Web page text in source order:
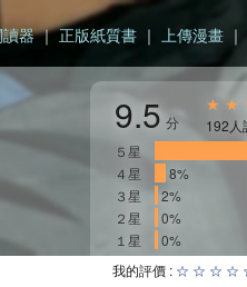
器｜正版紙質書 ｜ 上傳漫畫 ｜
9.5 分
★ ★
192人
５星
４星
8%
３星
2%
２星
0%
１星
0%
我的評價 : ☆ ☆ ☆ ☆